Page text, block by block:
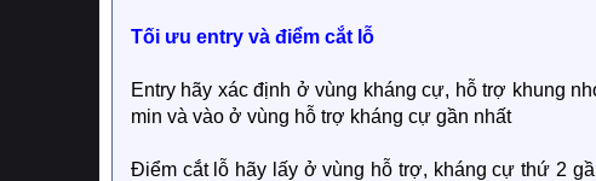
Tối ưu entry và điểm cắt lỗ
Entry hãy xác định ở vùng kháng cự, hỗ trợ khung
min và vào ở vùng hỗ trợ kháng cự gần nhất
Điểm cắt lỗ hãy lấy ở vùng hỗ trợ, kháng cự thứ 2